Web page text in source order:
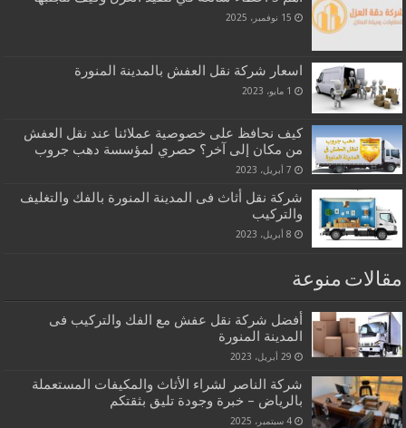
15 نوفمبر، 2025
اسعار شركة نقل العفش بالمدينة المنورة
1 مايو، 2023
كيف نحافظ على خصوصية عملائنا عند نقل العفش
من مكان إلى آخر؟ حصري لمؤسسة دهب جروب
7 أبريل، 2023
شركة نقل أثاث فى المدينة المنورة بالفك والتغليف
والتركيب
8 أبريل، 2023
مقالات منوعة
أفضل شركة نقل عفش مع الفك والتركيب فى
المدينة المنورة
29 أبريل، 2023
شركة الناصر لشراء الأثاث والمكيفات المستعملة
بالرياض – خبرة وجودة تليق بثقتكم
4 سبتمبر، 2025